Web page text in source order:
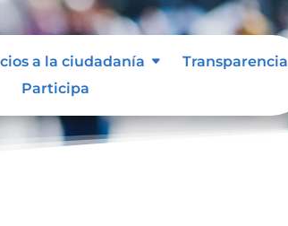
a la ciudadanía
Transparencia
Participa